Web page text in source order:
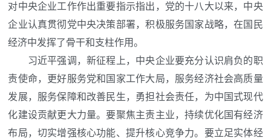
对中央企业工作作出重要指示指出，党的十八大以来，中央
企业认真贯彻党中央决策部署，积极服务国家战略，在国民
经济中发挥了骨干和支柱作用。
习近平强调，新征程上，中央企业要充分认识肩负的职
责使命，更好服务党和国家工作大局，服务经济社会高质量
发展，服务保障和改善民生，勇担社会责任，为中国式现代
化建设贡献更大力量。要聚焦主责主业，持续优化国有经济
布局，切实增强核心功能、提升核心竞争力。要立足实体经